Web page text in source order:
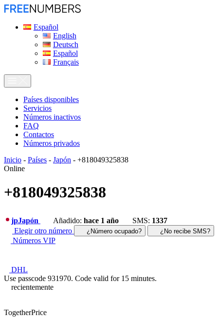
Español
English
Deutsch
Español
Français
Países disponibles
Servicios
Números inactivos
FAQ
Contactos
Números privados
Inicio - Países - Japón - +818049325838
Online
+818049325838
jpJapón Añadido: hace 1 año SMS: 1337
Elegir otro número
¿Número ocupado? ¿No recibe SMS?
Números VIP
DHL
Use passcode 931970. Code valid for 15 minutes.
recientemente
TogetherPrice